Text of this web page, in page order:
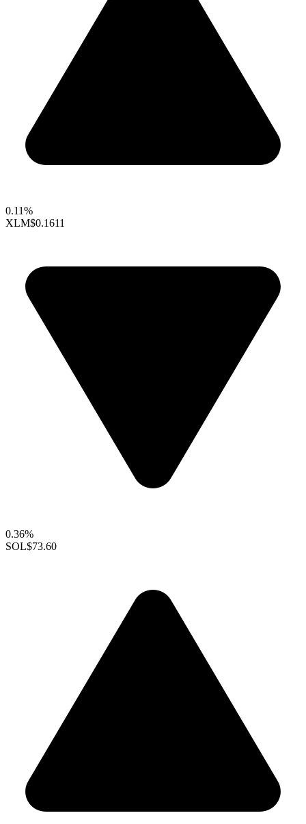
0.11%
XLM$0.1611
0.36%
SOL$73.60